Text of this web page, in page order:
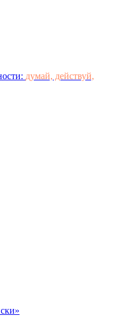
думай, действуй,